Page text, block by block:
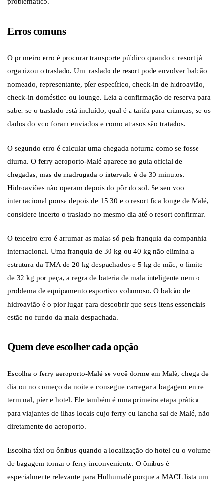
Erros comuns
O primeiro erro é procurar transporte público quando o resort já
organizou o traslado. Um traslado de resort pode envolver balcão
nomeado, representante, píer específico, check-in de hidroavião,
check-in doméstico ou lounge. Leia a confirmação de reserva para
saber se o traslado está incluído, qual é a tarifa para crianças, se os
dados do voo foram enviados e como atrasos são tratados.
O segundo erro é calcular uma chegada noturna como se fosse
diurna. O ferry aeroporto-Malé aparece no guia oficial de
chegadas, mas de madrugada o intervalo é de 30 minutos.
Hidroaviões não operam depois do pôr do sol. Se seu voo
internacional pousa depois de 15:30 e o resort fica longe de Malé,
considere incerto o traslado no mesmo dia até o resort confirmar.
O terceiro erro é arrumar as malas só pela franquia da companhia
internacional. Uma franquia de 30 kg ou 40 kg não elimina a
estrutura da TMA de 20 kg despachados e 5 kg de mão, o limite
de 32 kg por peça, a regra de bateria de mala inteligente nem o
problema de equipamento esportivo volumoso. O balcão de
hidroavião é o pior lugar para descobrir que seus itens essenciais
estão no fundo da mala despachada.
Quem deve escolher cada opção
Escolha o ferry aeroporto-Malé se você dorme em Malé, chega de
dia ou no começo da noite e consegue carregar a bagagem entre
terminal, píer e hotel. Ele também é uma primeira etapa prática
para viajantes de ilhas locais cujo ferry ou lancha sai de Malé, não
diretamente do aeroporto.
Escolha táxi ou ônibus quando a localização do hotel ou o volume
de bagagem tornar o ferry inconveniente. O ônibus é
especialmente relevante para Hulhumalé porque a MACL lista um